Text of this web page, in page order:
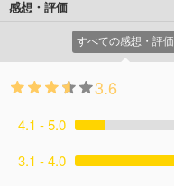
感想・評価
すべての感想・評価
3.6
4.1 - 5.0
3.1 - 4.0